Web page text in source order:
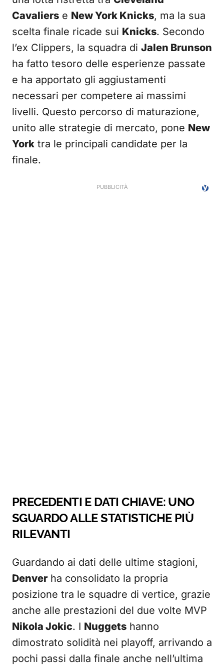
Cavaliers e New York Knicks, ma la sua
scelta finale ricade sui Knicks. Secondo
l’ex Clippers, la squadra di Jalen Brunson
ha fatto tesoro delle esperienze passate
e ha apportato gli aggiustamenti
necessari per competere ai massimi
livelli. Questo percorso di maturazione,
unito alle strategie di mercato, pone New
York tra le principali candidate per la
finale.
PRECEDENTI E DATI CHIAVE: UNO
SGUARDO ALLE STATISTICHE PIÙ
RILEVANTI
Guardando ai dati delle ultime stagioni,
Denver ha consolidato la propria
posizione tra le squadre di vertice, grazie
anche alle prestazioni del due volte MVP
Nikola Jokic. I Nuggets hanno
dimostrato solidità nei playoff, arrivando a
pochi passi dalla finale anche nell’ultima